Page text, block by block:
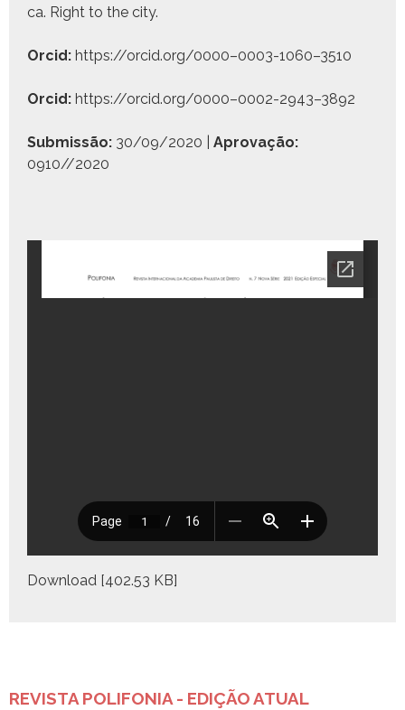
ca. Right to the city.
Orcid: https://orcid.org/0000–0003-1060–3510
Orcid: https://orcid.org/0000–0002-2943–3892
Sub­mis­são: 30/09/2020 | Aprovação:
0910//2020
Down­load [402.53 KB]
REVISTA POLIFONIA - EDIÇÃO ATUAL